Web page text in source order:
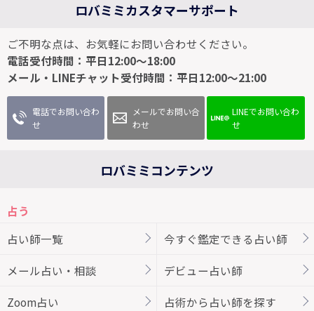
ロバミミカスタマーサポート
ご不明な点は、お気軽にお問い合わせください。
電話受付時間：平日12:00～18:00
メール・LINEチャット受付時間：平日12:00～21:00
電話でお問い合わ
せ
メールでお問い合
わせ
LINEでお問い合わ
せ
ロバミミコンテンツ
占う
占い師一覧
今すぐ鑑定できる占い師
メール占い・相談 デビュー占い師
Zoom占い 占術から占い師を探す